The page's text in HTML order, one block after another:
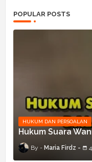
POPULAR POSTS
HUKUM DAN PERSOALAN
Hukum Suara
Maria Firdz